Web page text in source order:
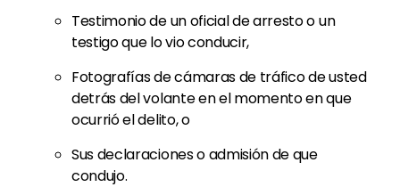
Testimonio de un oficial de arresto o un
testigo que lo vio conducir,
Fotografías de cámaras de tráfico de usted
detrás del volante en el momento en que
ocurrió el delito, o
Sus declaraciones o admisión de que
condujo.